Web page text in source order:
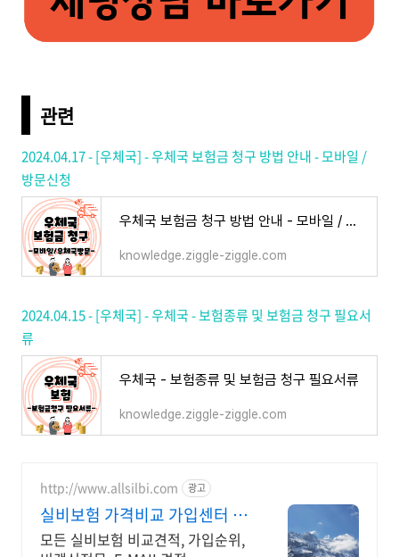
관련
2024.04.17 - [우체국] - 우체국 보험금 청구 방법 안내 - 모바일 /
방문신청
우체국 보험금 청구 방법 안내 - 모바일 / 방문신청
knowledge.ziggle-ziggle.com
2024.04.15 - [우체국] - 우체국 - 보험종류 및 보험금 청구 필요서
류
우체국 - 보험종류 및 보험금 청구 필요서류
knowledge.ziggle-ziggle.com
http://www.allsilbi.com 광고
실비보험 가격비교 가입센터 모
든실비보험 비교 가입센터
모든 실비보험 비교견적, 가입순위,